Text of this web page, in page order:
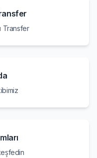
Transfer